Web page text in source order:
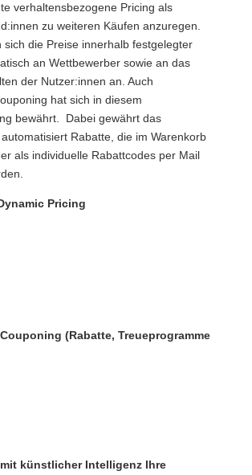
verhaltensbezogene Pricing als
zu weiteren Käufen anzuregen.
sich die Preise innerhalb festgelegter
an Wettbewerber sowie an das
der Nutzer:innen an. Auch
hat sich in diesem
bewährt.
Dabei gewährt das
Rabatte, die im Warenkorb
als individuelle Rabattcodes per Mail
Pricing
(Rabatte, Treueprogramme
künstlicher Intelligenz Ihre